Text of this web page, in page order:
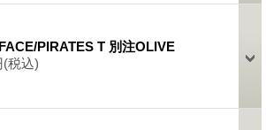
PIRATES T 別注OLIVE
(税込)